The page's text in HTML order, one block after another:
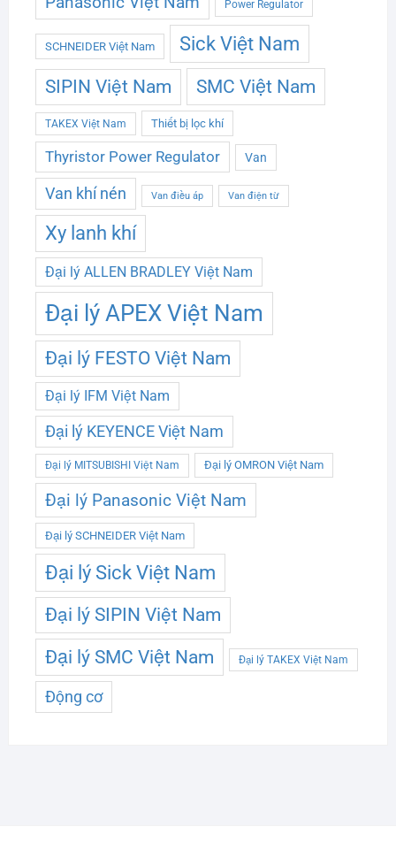
Power Regulator
SCHNEIDER Việt Nam Sick Việt Nam
SIPIN Việt Nam SMC Việt Nam
TAKEX Việt Nam Thiết bị lọc khí
Thyristor Power Regulator Van
Van khí nén Van điều áp Van điện từ
Xy lanh khí
Đại lý ALLEN BRADLEY Việt Nam
Đại lý APEX Việt Nam
Đại lý FESTO Việt Nam
Đại lý IFM Việt Nam
Đại lý KEYENCE Việt Nam
Đại lý MITSUBISHI Việt Nam Đại lý OMRON Việt Nam
Đại lý Panasonic Việt Nam
Đại lý SCHNEIDER Việt Nam
Đại lý Sick Việt Nam
Đại lý SIPIN Việt Nam
Đại lý SMC Việt Nam Đại lý TAKEX Việt Nam
Động cơ